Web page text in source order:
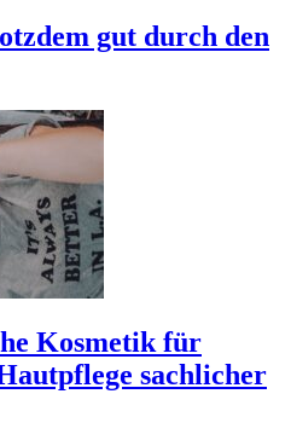
gut durch den
Kosmetik für
sachlicher